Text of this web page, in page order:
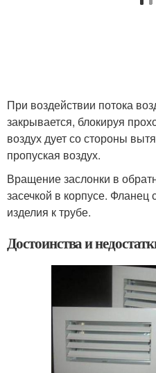
При воздействии потока
закрывается, блокируя
воздух дует со стороны
пропуская воздух.
Вращение заслонки в
засечкой в корпусе.
изделия к трубе.
Достоинства и